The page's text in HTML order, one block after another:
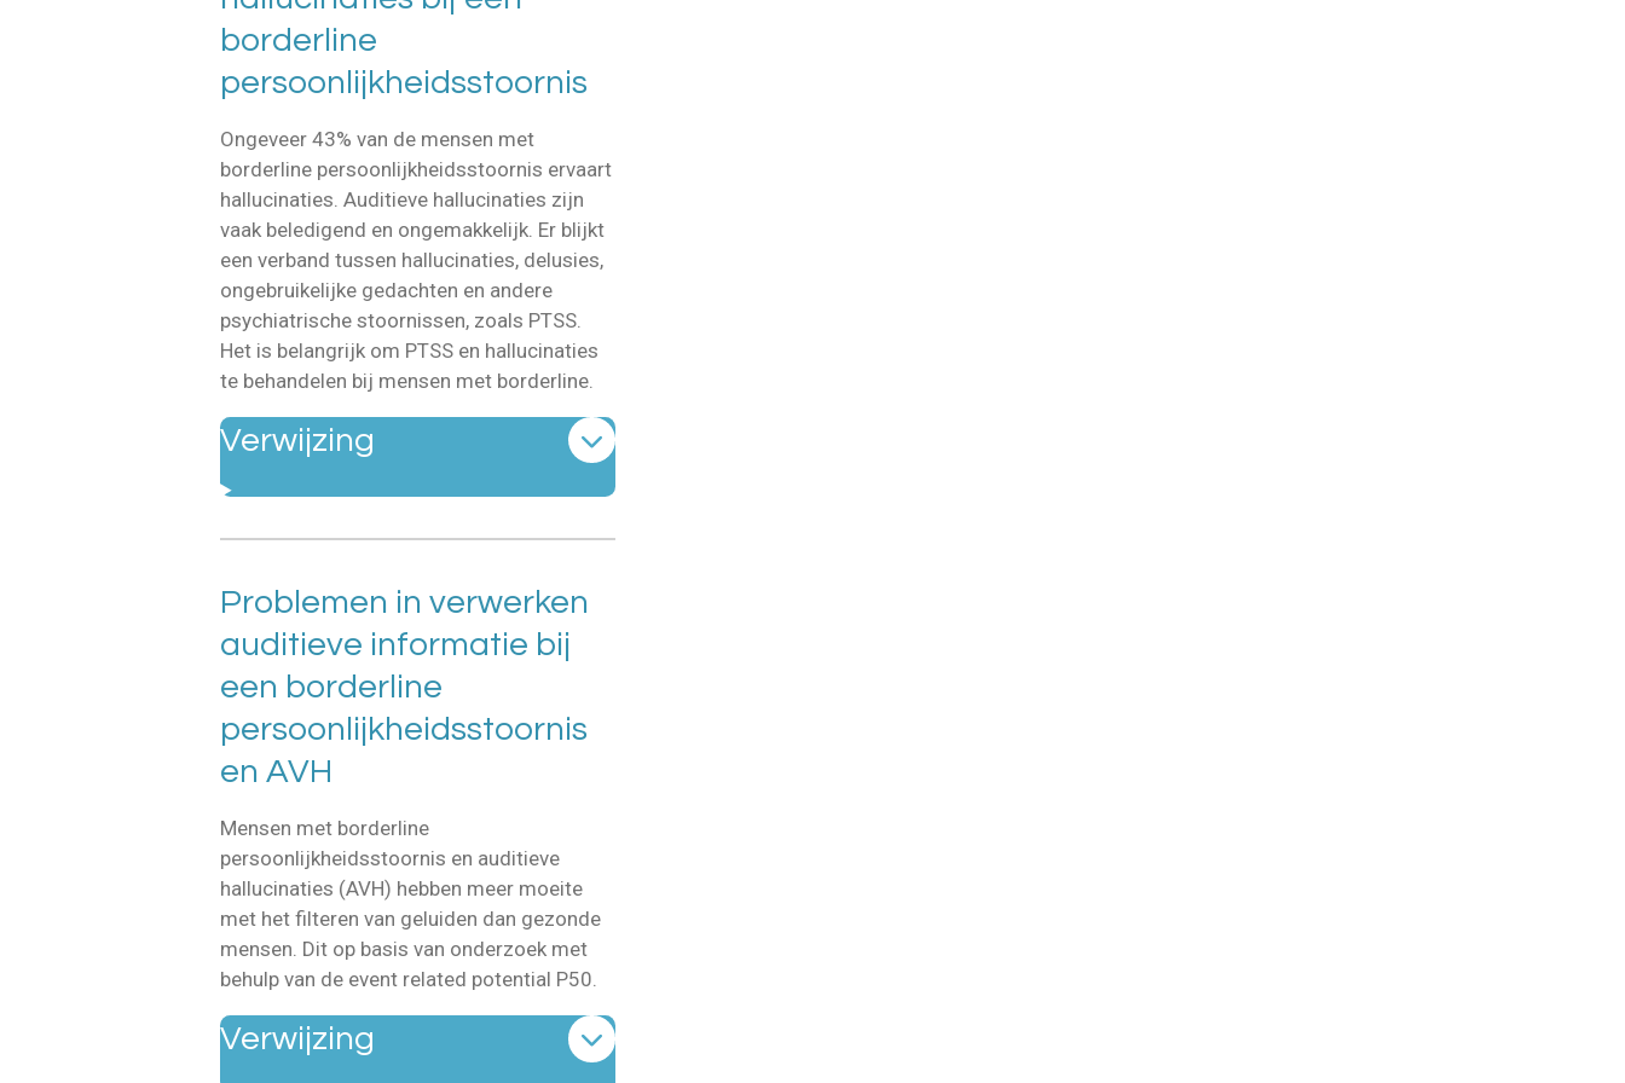
borderline
persoonlijkheidsstoornis
Ongeveer 43% van de mensen met
borderline persoonlijkheidsstoornis ervaart
hallucinaties. Auditieve hallucinaties zijn
vaak beledigend en ongemakkelijk. Er blijkt
een verband tussen hallucinaties, delusies,
ongebruikelijke gedachten en andere
psychiatrische stoornissen, zoals PTSS.
Het is belangrijk om PTSS en hallucinaties
te behandelen bij mensen met borderline.
Verwijzing
Problemen in verwerken
auditieve informatie bij
een borderline
persoonlijkheidsstoornis
en AVH
Mensen met borderline
persoonlijkheidsstoornis en auditieve
hallucinaties (AVH) hebben meer moeite
met het filteren van geluiden dan gezonde
mensen. Dit op basis van onderzoek met
behulp van de event related potential P50.
Verwijzing